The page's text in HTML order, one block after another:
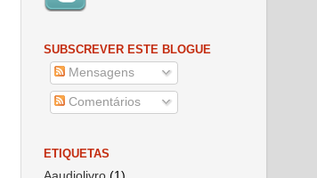
SUBSCREVER ESTE BLOGUE
Mensagens
Comentários
ETIQUETAS